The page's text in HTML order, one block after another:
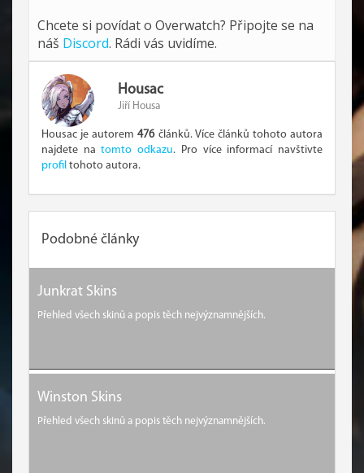
Chcete si povídat o Overwatch? Připojte se na
náš Discord. Rádi vás uvidíme.
Housac
Jiří Housa
Housac je autorem476článků. Více článků tohoto autora
najdete natomto odkazu. Pro více informací navštivte
profil tohoto autora.
Podobné články
Junkrat Skins
Přehled všech skinů a popis těch nejvýznamnějších.
Winston Skins
Přehled všech skinů a popis těch nejvýznamnějších.